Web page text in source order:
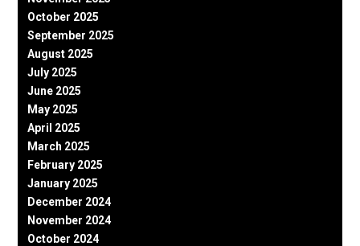
October 2025
September 2025
August 2025
July 2025
June 2025
May 2025
April 2025
March 2025
February 2025
January 2025
December 2024
November 2024
October 2024